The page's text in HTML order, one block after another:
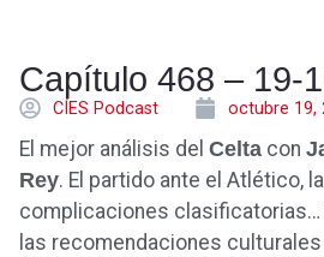
Capítulo 468 – 19-
CÍES Podcast octubre 19,
El mejor análisis del Celta con
Rey. El partido ante el Atlético,
complicaciones clasificatorias…
las recomendaciones